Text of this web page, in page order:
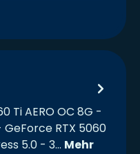
Ti AERO OC 8G -
RTX 5060
5.0 - 3… Mehr